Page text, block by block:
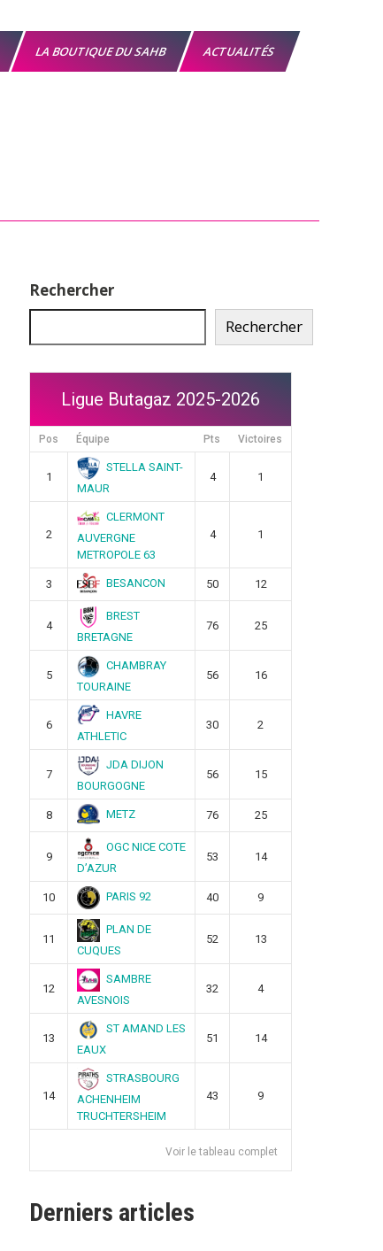
LA BOUTIQUE DU SAHB ACTUALITÉS
Rechercher
Rechercher
Ligue Butagaz 2025-2026
Pos Équipe Pts Victoires
1
STELLA SAINT-
MAUR
4 1
2
CLERMONT
AUVERGNE
METROPOLE 63
4 1
3 BESANCON 50 12
4
BREST
BRETAGNE
76 25
5
CHAMBRAY
TOURAINE
56 16
6
HAVRE
ATHLETIC
30 2
7
JDA DIJON
BOURGOGNE
56 15
8 METZ 76 25
9
OGC NICE COTE
D’AZUR
53 14
10 PARIS 92 40 9
11
PLAN DE
CUQUES
52 13
12
SAMBRE
AVESNOIS
32 4
13
ST AMAND LES
EAUX
51 14
14
STRASBOURG
ACHENHEIM
TRUCHTERSHEIM
43 9
Voir le tableau complet
Derniers articles